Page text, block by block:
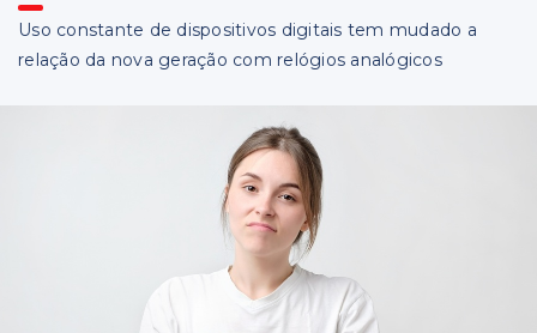
Uso constante de dispositivos digitais tem mudado a
relação da nova geração com relógios analógicos